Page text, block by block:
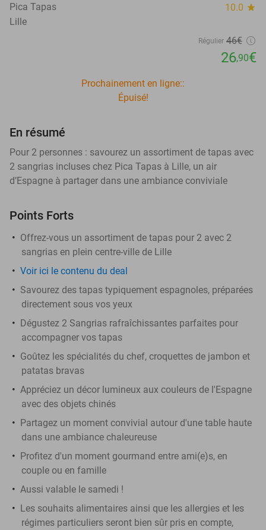
Pica Tapas 10.0 star
Lille
Régulier 46€
26,90€
Prochainement en ligne::
Épuisé!
En résumé
Pour 2 personnes : savourez un assortiment de tapas avec
2 sangrias incluses chez Pica Tapas à Lille, un air
d’Espagne à partager dans une ambiance conviviale
Points Forts
Offrez-vous un assortiment de tapas pour 2 avec 2
sangrias en plein centre-ville de Lille
Voir ici le contenu du deal
Savourez des tapas typiquement espagnoles, préparées
directement sous vos yeux
Dégustez 2 Sangrias rafraîchissantes parfaites pour
accompagner vos tapas
Goûtez les spécialités du chef, croquettes de jambon et
patatas bravas
Appréciez un décor lumineux aux couleurs de l'Espagne
avec des objets chinés
Partagez un moment convivial autour d'une table haute
dans une ambiance chaleureuse
Profitez d'un moment gourmand entre ami(e)s, en
couple ou en famille
Aussi valable le samedi !
Les souhaits alimentaires ainsi que les allergies et les
régimes particuliers seront bien sûr pris en compte,